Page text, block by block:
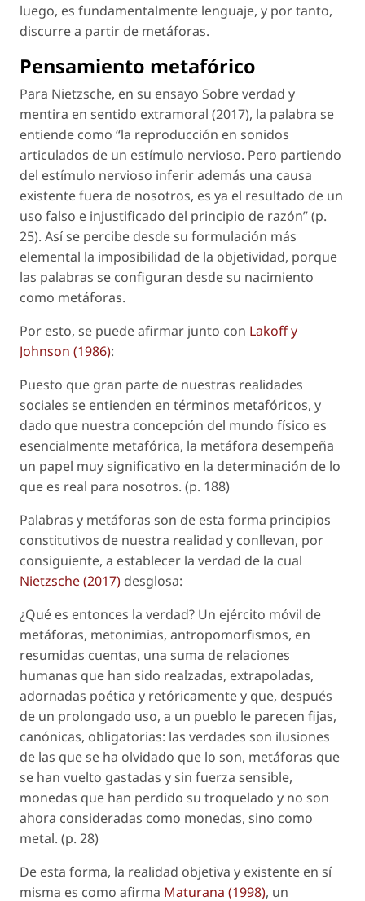
luego, es fundamentalmente lenguaje, y por tanto,
discurre a partir de metáforas.
Pensamiento metafórico
Para Nietzsche, en su ensayo Sobre verdad y
mentira en sentido extramoral (2017), la palabra se
entiende como “la reproducción en sonidos
articulados de un estímulo nervioso. Pero partiendo
del estímulo nervioso inferir además una causa
existente fuera de nosotros, es ya el resultado de un
uso falso e injustificado del principio de razón” (p.
25). Así se percibe desde su formulación más
elemental la imposibilidad de la objetividad, porque
las palabras se configuran desde su nacimiento
como metáforas.
Por esto, se puede afirmar junto con Lakoff y
Johnson (1986):
Puesto que gran parte de nuestras realidades
sociales se entienden en términos metafóricos, y
dado que nuestra concepción del mundo físico es
esencialmente metafórica, la metáfora desempeña
un papel muy significativo en la determinación de lo
que es real para nosotros. (p. 188)
Palabras y metáforas son de esta forma principios
constitutivos de nuestra realidad y conllevan, por
consiguiente, a establecer la verdad de la cual
Nietzsche (2017) desglosa:
¿Qué es entonces la verdad? Un ejército móvil de
metáforas, metonimias, antropomorfismos, en
resumidas cuentas, una suma de relaciones
humanas que han sido realzadas, extrapoladas,
adornadas poética y retóricamente y que, después
de un prolongado uso, a un pueblo le parecen fijas,
canónicas, obligatorias: las verdades son ilusiones
de las que se ha olvidado que lo son, metáforas que
se han vuelto gastadas y sin fuerza sensible,
monedas que han perdido su troquelado y no son
ahora consideradas como monedas, sino como
metal. (p. 28)
De esta forma, la realidad objetiva y existente en sí
misma es como afirma Maturana (1998), un